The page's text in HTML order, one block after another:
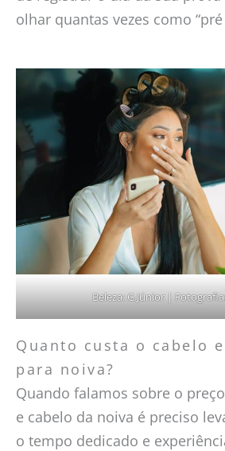
olhar quantas vezes como “pré
Beleza: G Júnior |
Quanto custa o cabelo
para noiva?
Quando falamos sobre o
e cabelo da noiva é preciso
o tempo dedicado e